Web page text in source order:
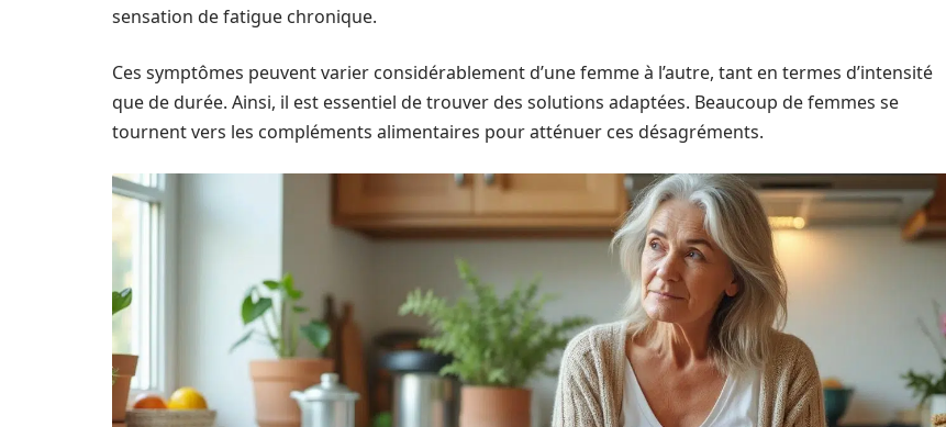
sensation de fatigue chronique.
Ces symptômes peuvent varier considérablement d’une femme à l’autre, tant en termes d’intensité
que de durée. Ainsi, il est essentiel de trouver des solutions adaptées. Beaucoup de femmes se
tournent vers les compléments alimentaires pour atténuer ces désagréments.